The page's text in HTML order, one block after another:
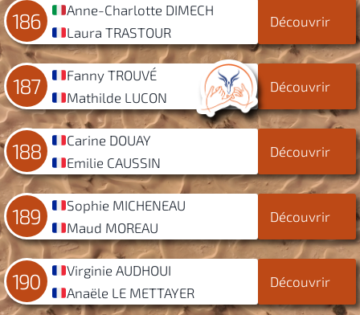
186
Anne-Charlotte DIMECH
Laura TRASTOUR
Découvrir
187
Fanny TROUVÉ
Mathilde LUCON
Découvrir
188
Carine DOUAY
Emilie CAUSSIN
Découvrir
189
Sophie MICHENEAU
Maud MOREAU
Découvrir
190
Virginie AUDHOUI
Anaële LE METTAYER
Découvrir